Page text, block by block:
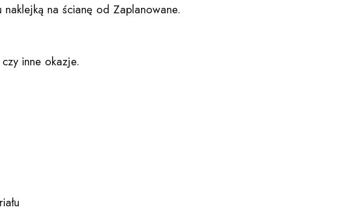
na ścianę od Zaplanowane.
inne okazje.